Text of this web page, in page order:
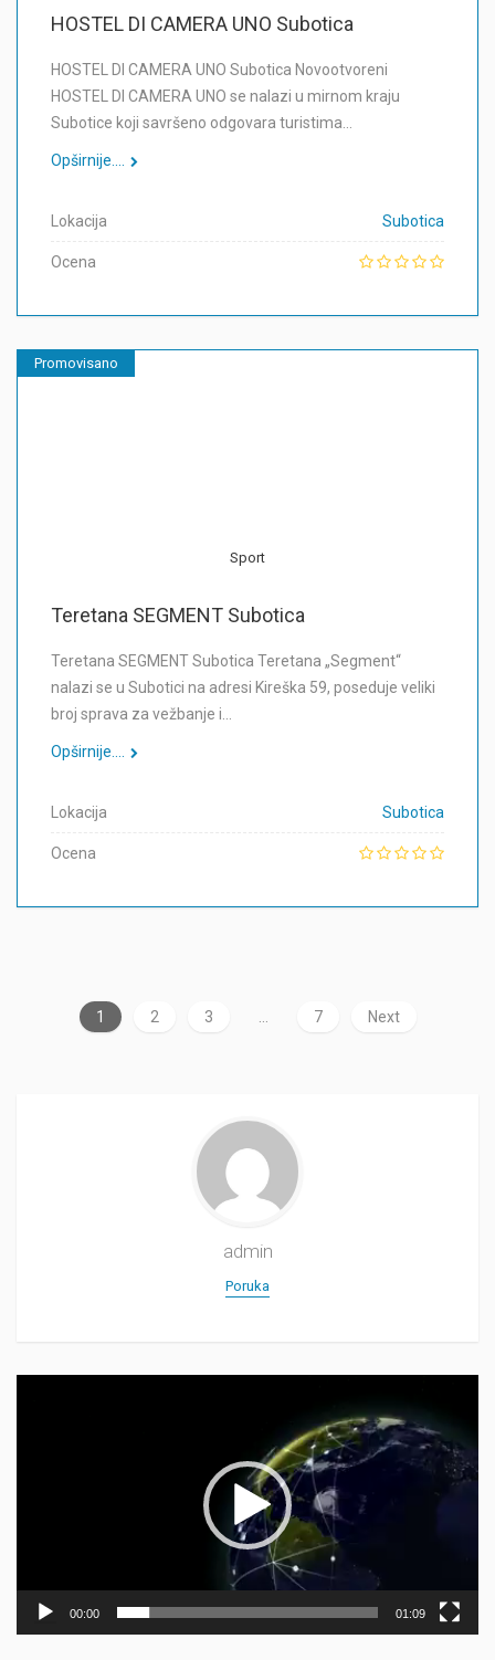
HOSTEL DI CAMERA UNO Subotica
HOSTEL DI CAMERA UNO Subotica Novootvoreni
HOSTEL DI CAMERA UNO se nalazi u mirnom kraju
Subotice koji savršeno odgovara turistima…
Opširnije....
Lokacija Subotica
Ocena
Promovisano
Sport
Teretana SEGMENT Subotica
Teretana SEGMENT Subotica Teretana „Segment“
nalazi se u Subotici na adresi Kireška 59, poseduje veliki
broj sprava za vežbanje i…
Opširnije....
Lokacija Subotica
Ocena
1 2 3 7 Next
admin
Poruka
00:00 01:09